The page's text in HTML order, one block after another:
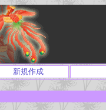
新規作成